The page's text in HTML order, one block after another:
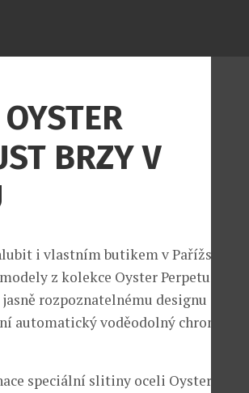
BRZY V
i vlastním butikem v Pařížské
z kolekce Oyster Perpetual
rozpoznatelnému designu staly
automatický voděodolný chronometr
speciální slitiny oceli Oystersteel a